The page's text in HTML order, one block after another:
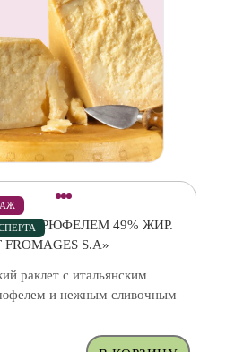
С ТРЮФЕЛЕМ 49% ЖИР.
FROMAGES S.A»
раклет с итальянским
и нежным сливочным